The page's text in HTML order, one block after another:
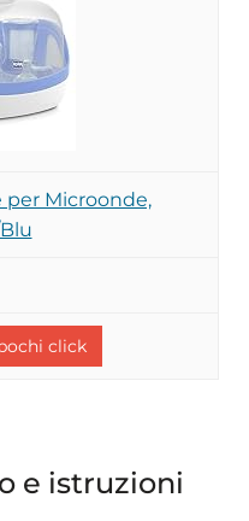
per Microonde,
click
e istruzioni